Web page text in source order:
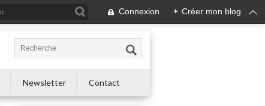
Connexion + Créer mon blog
Newsletter Contact